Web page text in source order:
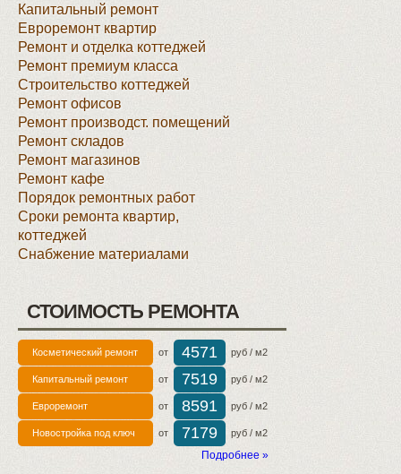
Капитальный ремонт
Евроремонт квартир
Ремонт и отделка коттеджей
Ремонт премиум класса
Строительство коттеджей
Ремонт офисов
Ремонт производст. помещений
Ремонт складов
Ремонт магазинов
Ремонт кафе
Порядок ремонтных работ
Сроки ремонта квартир,
коттеджей
Снабжение материалами
СТОИМОСТЬ РЕМОНТА
Косметический ремонт от 4571 руб / м2
Капитальный ремонт от 7519 руб / м2
Евроремонт от 8591 руб / м2
Новостройка под ключ от 7179 руб / м2
Подробнее »